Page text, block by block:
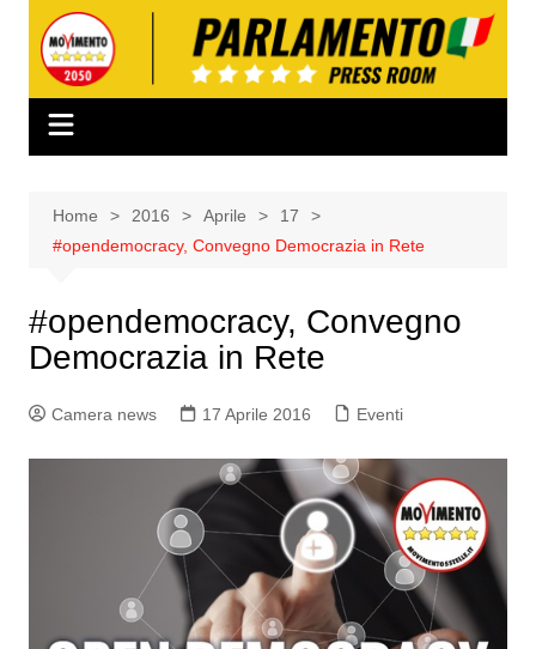
contenuto
Home 2016 Aprile
17
#opendemocracy, Convegno Democrazia in Rete
#opendemocracy, Convegno
Democrazia in Rete
Camera news 17 Aprile 2016 Eventi